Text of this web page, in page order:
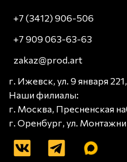
+7 (3412) 906-506
+7 909 063-63-63
zakaz@prod.art
г. Ижевск, ул. 9 января
Наши филиалы:
г. Москва, Пресненская
г. Оренбург, ул.